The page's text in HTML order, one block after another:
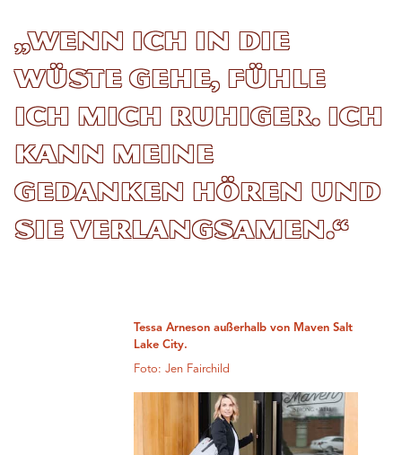
„Wenn ich in die
Wüste gehe, fühle
ich mich ruhiger. Ich
kann meine
Gedanken hören und
sie verlangsamen.“
Tessa Arneson außerhalb von Maven Salt
Lake City.
Foto: Jen Fairchild